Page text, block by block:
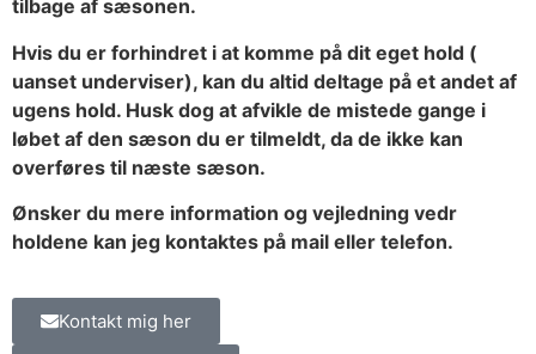
tilbage af sæsonen.
Hvis du er forhindret i at komme på dit eget hold (
uanset underviser), kan du altid deltage på et andet af
ugens hold. Husk dog at afvikle de mistede gange i
løbet af den sæson du er tilmeldt, da de ikke kan
overføres til næste sæson.
Ønsker du mere information og vejledning vedr
holdene kan jeg kontaktes på mail eller telefon.
Kontakt mig her